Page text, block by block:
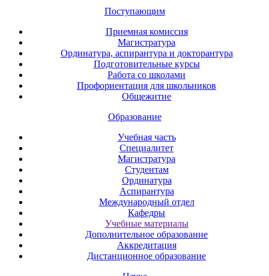
Поступающим
Приемная комиссия
Магистратура
Ординатура, аспирантура и докторантура
Подготовительные курсы
Работа со школами
Профориентация для школьников
Общежитие
Образование
Учебная часть
Специалитет
Магистратура
Студентам
Ординатура
Аспирантура
Международный отдел
Кафедры
Учебные материалы
Дополнительное образование
Аккредитация
Дистанционное образование